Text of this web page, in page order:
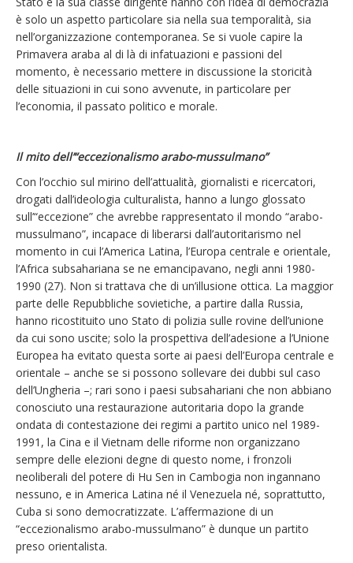
è solo un aspetto particolare sia nella sua temporalità, sia
nell’organizzazione contemporanea. Se si vuole capire la
Primavera araba al di là di infatuazioni e passioni del
momento, è necessario mettere in discussione la storicità
delle situazioni in cui sono avvenute, in particolare per
l’economia, il passato politico e morale.
Il mito dell’“eccezionalismo arabo-mussulmano”
Con l’occhio sul mirino dell’attualità, giornalisti e ricercatori,
drogati dall’ideologia culturalista, hanno a lungo glossato
sull’“eccezione” che avrebbe rappresentato il mondo “arabo-
mussulmano”, incapace di liberarsi dall’autoritarismo nel
momento in cui l’America Latina, l’Europa centrale e orientale,
l’Africa subsahariana se ne emancipavano, negli anni 1980-
1990 (27). Non si trattava che di un’illusione ottica. La maggior
parte delle Repubbliche sovietiche, a partire dalla Russia,
hanno ricostituito uno Stato di polizia sulle rovine dell’unione
da cui sono uscite; solo la prospettiva dell’adesione a l’Unione
Europea ha evitato questa sorte ai paesi dell’Europa centrale e
orientale – anche se si possono sollevare dei dubbi sul caso
dell’Ungheria –; rari sono i paesi subsahariani che non abbiano
conosciuto una restaurazione autoritaria dopo la grande
ondata di contestazione dei regimi a partito unico nel 1989-
1991, la Cina e il Vietnam delle riforme non organizzano
sempre delle elezioni degne di questo nome, i fronzoli
neoliberali del potere di Hu Sen in Cambogia non ingannano
nessuno, e in America Latina né il Venezuela né, soprattutto,
Cuba si sono democratizzate. L’affermazione di un
“eccezionalismo arabo-mussulmano” è dunque un partito
preso orientalista.